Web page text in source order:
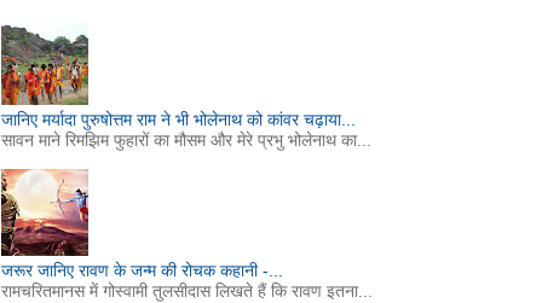
जानिए मर्यादा पुरुषोत्तम राम ने भी भोलेनाथ को कांवर चढ़ाया...
सावन माने रिमझिम फुहारों का मौसम और मेरे प्रभु भोलेनाथ का...
जरूर जानिए रावण के जन्म की रोचक कहानी -...
रामचरितमानस में गोस्वामी तुलसीदास लिखते हैं कि रावण इतना...